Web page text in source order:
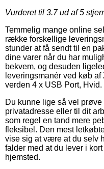
Vurderet til 3.7ud af 5
Temmelig mange online
række forskellige
stunder at få sendt til en
dine varer når du har
bekvem, og desuden
leveringsmanér ved køb
verden 4 x USB Port, Hvid.
Du kunne lige så vel
privatadresse eller til dit
som regel en tand mere
fleksibel. Den mest
vise sig at være at du selv
falder med at du lever i
hjemsted.